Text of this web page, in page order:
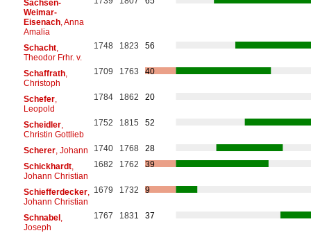
Sachsen-
Weimar-
Eisenach, Anna
Amalia
Schacht,
Theodor Frhr. v.
1748 1823 56
Schaffrath,
Christoph
1709 1763 40
Schefer,
Leopold
1784 1862 20
Scheidler,
Christin Gottlieb
1752 1815 52
Scherer, Johann 1740 1768
28
Schickhardt,
Johann Christian
1682 1762 39
Schiefferdecker,
Johann Christian
1679 1732 9
Schnabel,
Joseph
1767 1831 37